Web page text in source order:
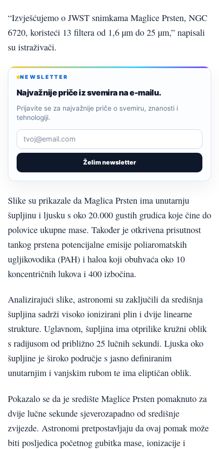
“Izvješćujemo o JWST snimkama Maglice Prsten, NGC
6720, koristeći 13 filtera od 1,6 µm do 25 µm,” napisali
su istraživači.
NEWSLETTER
Najvažnije priče iz svemira na e-mailu.
Želim newsletter
Prijavite se za najvažnije priče o svemiru, znanosti i
tehnologiji.
Slike su prikazale da Maglica Prsten ima unutarnju
šupljinu i ljusku s oko 20.000 gustih grudica koje čine do
polovice ukupne mase. Također je otkrivena prisutnost
tankog prstena potencijalne emisije poliaromatskih
ugljikovodika (PAH) i haloa koji obuhvaća oko 10
koncentričnih lukova i 400 izbočina.
Analizirajući slike, astronomi su zaključili da središnja
šupljina sadrži visoko ionizirani plin i dvije linearne
strukture. Uglavnom, šupljina ima otprilike kružni oblik
s radijusom od približno 25 lučnih sekundi. Ljuska oko
šupljine je široko područje s jasno definiranim
unutarnjim i vanjskim rubom te ima eliptičan oblik.
Pokazalo se da je središte Maglice Prsten pomaknuto za
dvije lučne sekunde sjeverozapadno od središnje
zvijezde. Astronomi pretpostavljaju da ovaj pomak može
biti posljedica početnog gubitka mase, ionizacije i